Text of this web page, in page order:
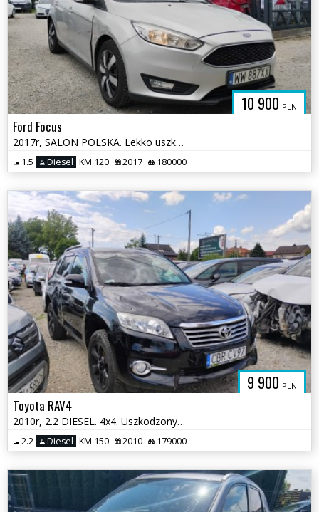
10 900 PLN
Ford Focus
2017r, SALON POLSKA. Lekko uszkodzone boki. Jeździ.
1.5 Diesel KM 120 2017 180000
9 900 PLN
Toyota RAV4
2010r, 2.2 DIESEL. 4x4. Uszkodzony lewy bok. Jeździ
2.2 Diesel KM 150 2010 179000